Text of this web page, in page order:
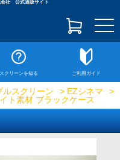
会社 公式通販サイト
スクリーンを知る ご利用ガイド
ルスクリーン > EZシネマ
>
ト素材 ブラックケース